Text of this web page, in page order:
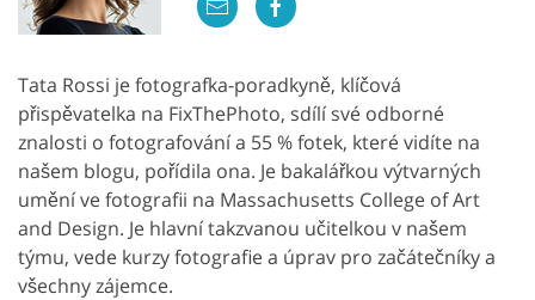
Tata Rossi je fotografka-poradkyně, klíčová
přispěvatelka na FixThePhoto, sdílí své odborné
znalosti o fotografování a 55 % fotek, které vidíte na
našem blogu, pořídila ona. Je bakalářkou výtvarných
umění ve fotografii na Massachusetts College of Art
and Design. Je hlavní takzvanou učitelkou v našem
týmu, vede kurzy fotografie a úprav pro začátečníky a
všechny zájemce.